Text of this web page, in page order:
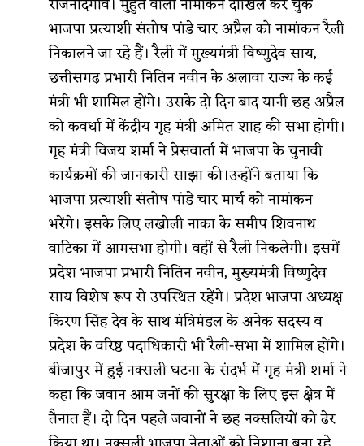
भाजपा प्रत्याशी संतोष पांडे चार अप्रैल को नामांकन रैली
निकालने जा रहे हैं। रैली में मुख्यमंत्री विष्णुदेव साय,
छत्तीसगढ़ प्रभारी नितिन नवीन के अलावा राज्य के कई
मंत्री भी शामिल होंगे। उसके दो दिन बाद यानी छह अप्रैल
को कवर्धा में केंद्रीय गृह मंत्री अमित शाह की सभा होगी।
गृह मंत्री विजय शर्मा ने प्रेसवार्ता में भाजपा के चुनावी
कार्यक्रमों की जानकारी साझा की।उन्होंने बताया कि
भाजपा प्रत्याशी संतोष पांडे चार मार्च को नामांकन
भरेंगे। इसके लिए लखोली नाका के समीप शिवनाथ
वाटिका में आमसभा होगी। वहीं से रैली निकलेगी। इसमें
प्रदेश भाजपा प्रभारी नितिन नवीन, मुख्यमंत्री विष्णुदेव
साय विशेष रूप से उपस्थित रहेंगे। प्रदेश भाजपा अध्यक्ष
किरण सिंह देव के साथ मंत्रिमंडल के अनेक सदस्य व
प्रदेश के वरिष्ठ पदाधिकारी भी रैली-सभा में शामिल होंगे।
बीजापुर में हुई नक्सली घटना के संदर्भ में गृह मंत्री शर्मा ने
कहा कि जवान आम जनों की सुरक्षा के लिए इस क्षेत्र में
तैनात हैं। दो दिन पहले जवानों ने छह नक्सलियों को ढेर